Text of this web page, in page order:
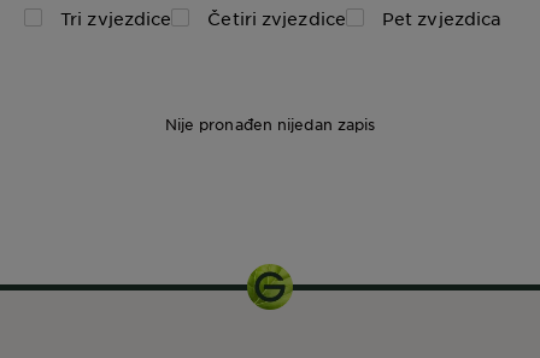
Tri zvjezdice
Četiri zvjezdice Pet zvjezdica
Nije pronađen nijedan zapis